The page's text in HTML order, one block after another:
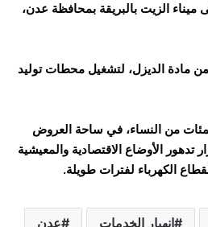
12 مايو/أيار 2025، إلى ميناء الزيت بالبريقة بمحافظة عدن،
13 ألف طن من مادة الديزل، لتشغيل محطات توليد
من النساء، في ساحة العروض
تدهور الأوضاع الاقتصادية والمعيشية
الكهرباء لفترات طويلة.
انهيار الخدمات عدن